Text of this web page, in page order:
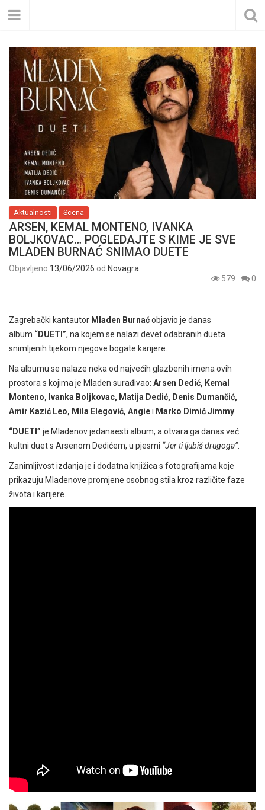
Aktualnosti Scena
ARSEN, KEMAL MONTENO, IVANKA
BOLJKOVAC… POGLEDAJTE S KIME JE SVE
MLADEN BURNAĆ SNIMAO DUETE
Objavljeno 13/06/2026 od Novagra
579
0
Zagrebački kantautor Mladen Burnaćobjavio je danas
album “DUETI”, na kojem se nalazi devet odabranih dueta
snimljenih tijekom njegove bogate karijere.
Na albumu se nalaze neka od najvećih glazbenih imena ovih
prostora s kojima je Mladen surađivao: Arsen Dedić, Kemal
Monteno, Ivanka Boljkovac, Matija Dedić, Denis Dumančić,
Amir Kazić Leo, Mila Elegović, Angiei Marko Dimić Jimmy
“DUETI” je Mladenov jedanaesti album, a otvara ga danas već
kultni duet s Arsenom Dedićem, u pjesmi “Jer ti ljubiš drugoga”.
Zanimljivost izdanja je i dodatna knjižica s fotografijama koje
prikazuju Mladenove promjene osobnog stila kroz različite faze
života i karijere.